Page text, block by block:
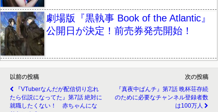
劇場版『黒執事 Book of the Atlantic』
公開日が決定！前売券発売開始！
以前の投稿
『VTuberなんだが配信切り忘れ
たら伝説になってた』第7話 絶対に
就職したくない！ 赤ちゃんにな
次の投稿
『真夜中ぱんチ』第7話 晩杯荘存続
のために必要なチャンネル登録者数
は100万人